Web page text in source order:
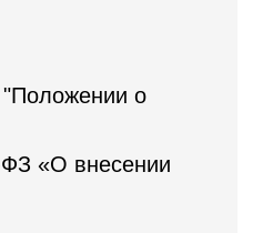
о
ФЗ «О внесении